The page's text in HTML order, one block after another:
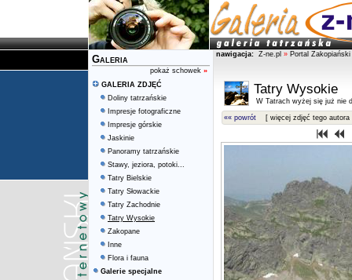
Galeria
pokaż schowek »
GALERIA ZDJĘĆ
Doliny tatrzańskie
Impresje fotograficzne
Impresje górskie
Jaskinie
Panoramy tatrzańskie
Stawy, jeziora, potoki...
Tatry Bielskie
Tatry Słowackie
Tatry Zachodnie
Tatry Wysokie
Zakopane
Inne
Flora i fauna
Galerie specjalne
nawigacja: Z-ne.pl » Portal Zakopiański
Tatry Wysokie
W Tatrach wyżej się już nie
«« powrót [ więcej zdjęć tego autora